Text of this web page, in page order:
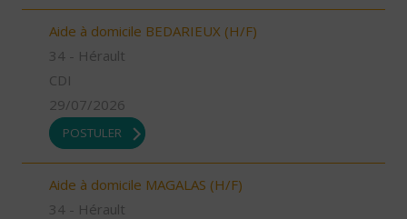
Aide à domicile BEDARIEUX (H/F)
34 - Hérault
CDI
29/07/2026
POSTULER
Aide à domicile MAGALAS (H/F)
34 - Hérault